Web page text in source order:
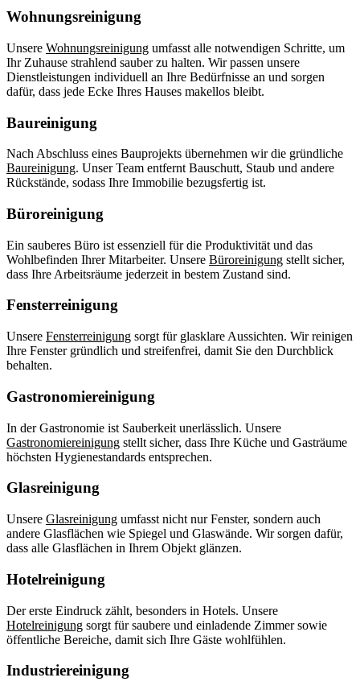
Wohnungsreinigung
Unsere Wohnungsreinigung umfasst alle notwendigen Schritte, um
Ihr Zuhause strahlend sauber zu halten. Wir passen unsere
Dienstleistungen individuell an Ihre Bedürfnisse an und sorgen
dafür, dass jede Ecke Ihres Hauses makellos bleibt.
Baureinigung
Nach Abschluss eines Bauprojekts übernehmen wir die gründliche
Baureinigung. Unser Team entfernt Bauschutt, Staub und andere
Rückstände, sodass Ihre Immobilie bezugsfertig ist.
Büroreinigung
Ein sauberes Büro ist essenziell für die Produktivität und das
Wohlbefinden Ihrer Mitarbeiter. Unsere Büroreinigung stellt sicher,
dass Ihre Arbeitsräume jederzeit in bestem Zustand sind.
Fensterreinigung
Unsere Fensterreinigung sorgt für glasklare Aussichten. Wir reinigen
Ihre Fenster gründlich und streifenfrei, damit Sie den Durchblick
behalten.
Gastronomiereinigung
In der Gastronomie ist Sauberkeit unerlässlich. Unsere
Gastronomiereinigung stellt sicher, dass Ihre Küche und Gasträume
höchsten Hygienestandards entsprechen.
Glasreinigung
Unsere Glasreinigung umfasst nicht nur Fenster, sondern auch
andere Glasflächen wie Spiegel und Glaswände. Wir sorgen dafür,
dass alle Glasflächen in Ihrem Objekt glänzen.
Hotelreinigung
Der erste Eindruck zählt, besonders in Hotels. Unsere
Hotelreinigung sorgt für saubere und einladende Zimmer sowie
öffentliche Bereiche, damit sich Ihre Gäste wohlfühlen.
Industriereinigung